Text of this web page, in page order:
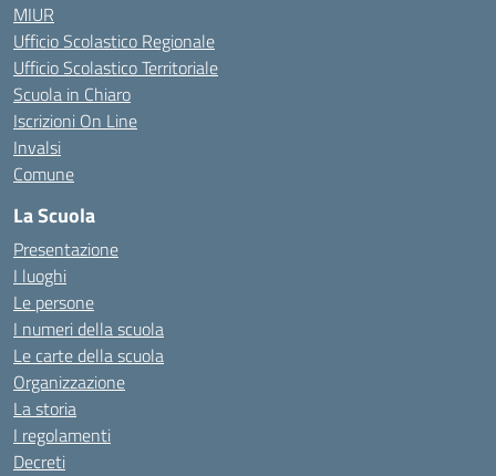
MIUR
Ufficio Scolastico Regionale
Ufficio Scolastico Territoriale
Scuola in Chiaro
Iscrizioni On Line
Invalsi
Comune
La Scuola
Presentazione
I luoghi
Le persone
I numeri della scuola
Le carte della scuola
Organizzazione
La storia
I regolamenti
Decreti